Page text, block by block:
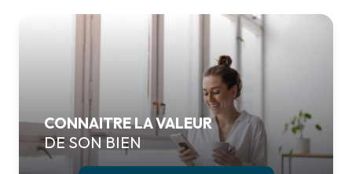
CONNAITRE LA VALEUR
DE SON BIEN